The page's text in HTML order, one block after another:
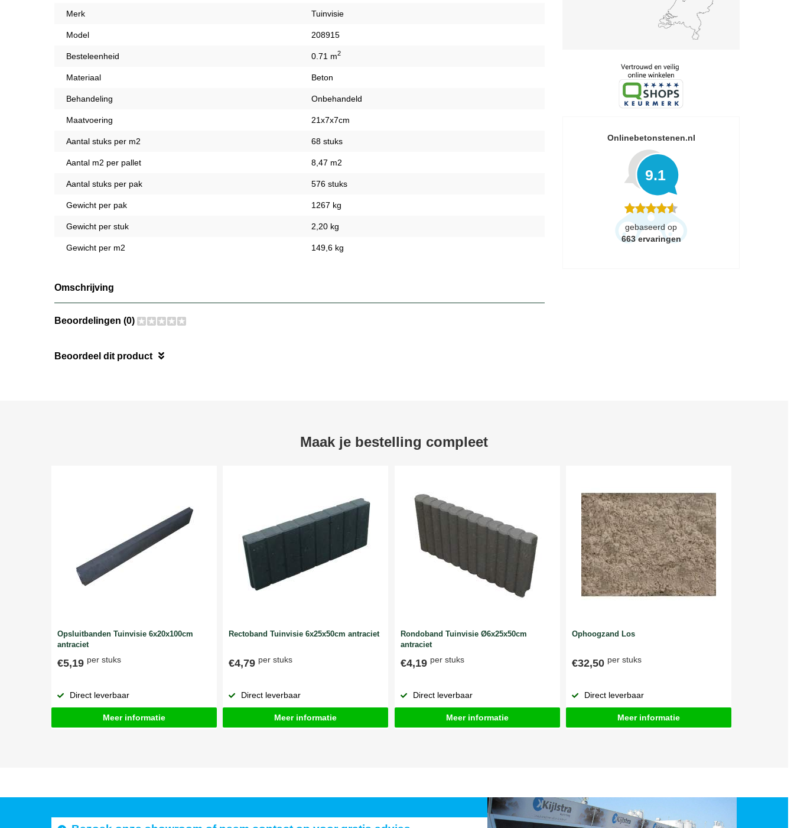
Merk Tuinvisie
Model 208915
Besteleenheid 0.71 m2
Materiaal Beton
Behandeling Onbehandeld
Maatvoering 21x7x7cm
Aantal stuks per m2 68 stuks
Aantal m2 per pallet 8,47 m2
Aantal stuks per pak 576 stuks
Gewicht per pak 1267 kg
Gewicht per stuk 2,20 kg
Gewicht per m2 149,6 kg
Omschrijving
Beoordelingen (0)
Beoordeel dit product
Onlinebetonstenen.nl
9.1
gebaseerd op
663 ervaringen
Maak je bestelling compleet
Opsluitbanden Tuinvisie 6x20x100cm
antraciet
€5,19 per stuks
Direct leverbaar
Meer informatie
Rectoband Tuinvisie 6x25x50cm antraciet
€4,79 per stuks
Direct leverbaar
Meer informatie
Rondoband Tuinvisie Ø6x25x50cm
antraciet
€4,19 per stuks
Direct leverbaar
Meer informatie
Ophoogzand Los
€32,50 per stuks
Direct leverbaar
Meer informatie